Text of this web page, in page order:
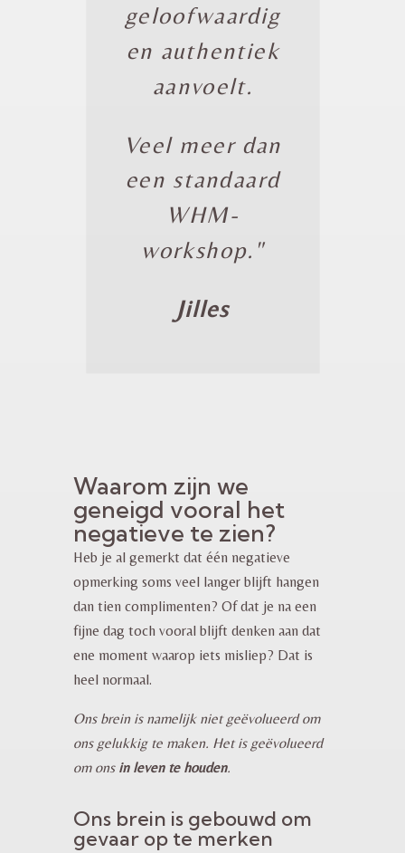
geloofwaardig
en authentiek
aanvoelt.
Veel meer dan
een standaard
WHM-
workshop."
Jilles
Waarom zijn we
geneigd vooral het
negatieve te zien?
Heb je al gemerkt dat één negatieve
opmerking soms veel langer blijft hangen
dan tien complimenten? Of dat je na een
fijne dag toch vooral blijft denken aan dat
ene moment waarop iets misliep? Dat is
heel normaal.
Ons brein is namelijk niet geëvolueerd om
ons gelukkig te maken. Het is geëvolueerd
om ons in leven te houden.
Ons brein is gebouwd om
gevaar op te merken